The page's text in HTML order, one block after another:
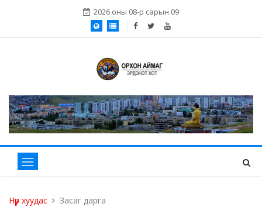
2026 оны 08-р сарын 09
Нүүр хуудас Засаг дарга